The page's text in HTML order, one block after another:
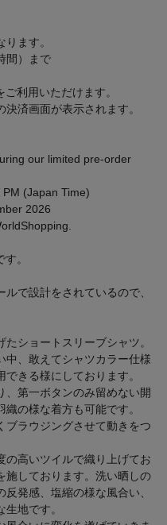
ます。
間）まで
利用いただけます。
済画面が表示されます。
our limited pre-order
(Japan Time)
2026
。
ルで設計をされているので、
ショートスリーブシャツ。
中、敢えてシャツカラー仕様
きる様にしております。
、第一ボタンのみ留めない開
の様な着方も可能です。
ブラウジングさせて動きをつ
の高いツイルで織り上げてお
施しております。洗い晒しの
発感、塩縮の様な風合い、
地です。